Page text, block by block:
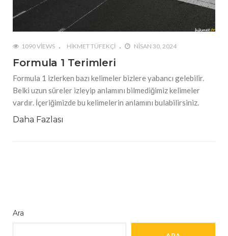
1090 VIEWS HIKMET TÜFEKÇI NISAN 30, 2024
Formula 1 Terimleri
Formula 1 izlerken bazı kelimeler bizlere yabancı gelebilir.
Belki uzun süreler izleyip anlamını bilmediğimiz kelimeler
vardır. İçeriğimizde bu kelimelerin anlamını bulabilirsiniz.
Daha Fazlası
Ara